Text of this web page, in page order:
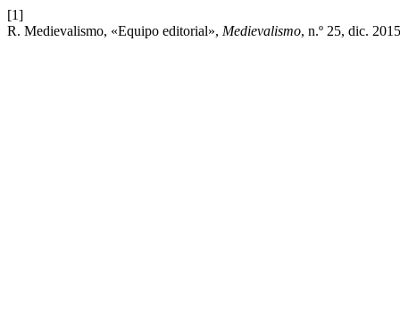
[1]
R. Medievalismo, «Equipo editorial», Medievalismo, n.º 25, dic.